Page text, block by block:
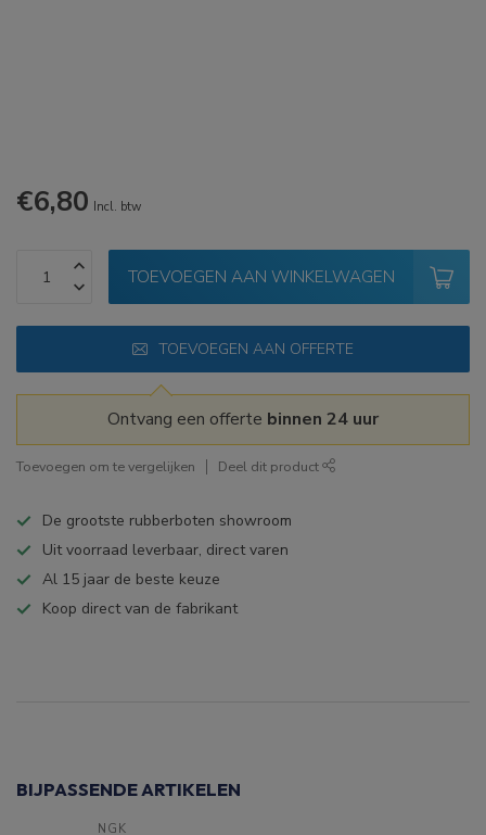
€6,80 Incl. btw
TOEVOEGEN AAN WINKELWAGEN
TOEVOEGEN AAN OFFERTE
Ontvang een offerte binnen 24 uur
Toevoegen om te vergelijken Deel dit product
De grootste rubberboten showroom
Uit voorraad leverbaar, direct varen
Al 15 jaar de beste keuze
Koop direct van de fabrikant
BIJPASSENDE ARTIKELEN
NGK